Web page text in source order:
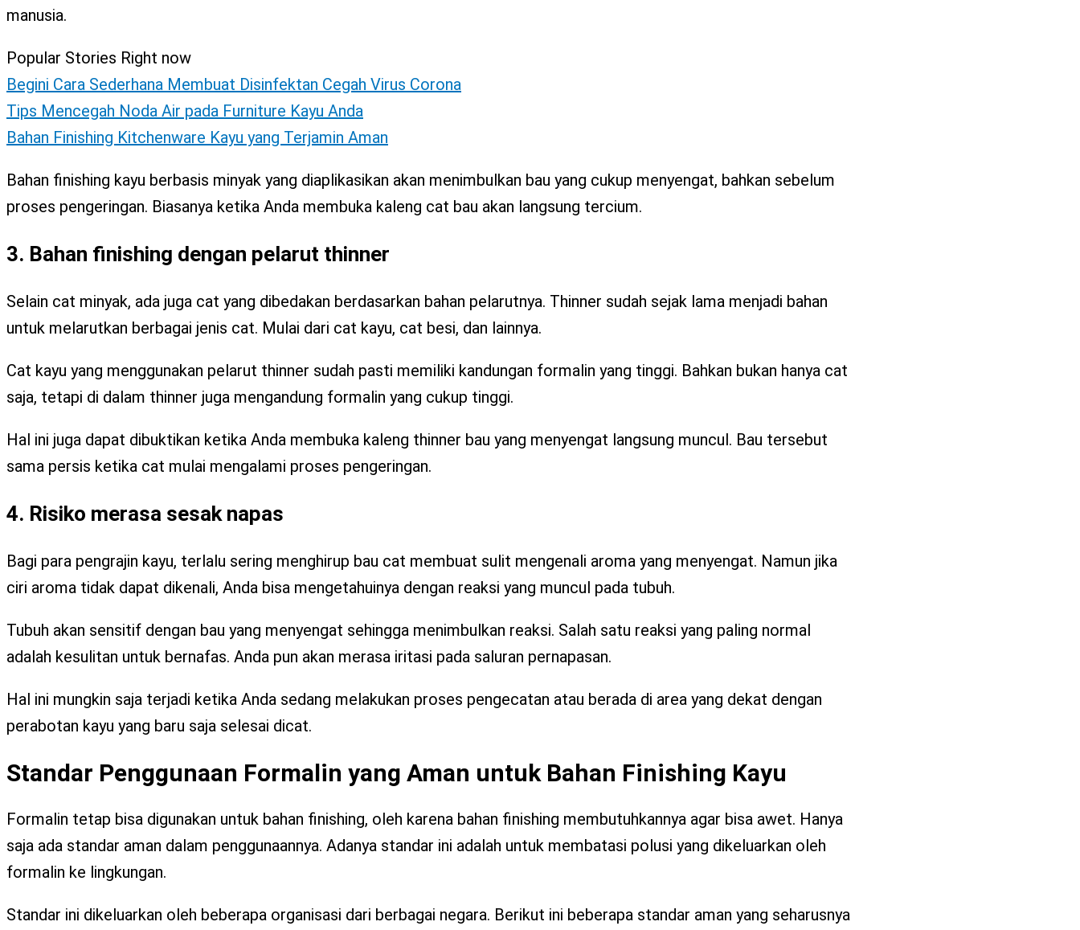
manusia.
Popular Stories Right now
Begini Cara Sederhana Membuat Disinfektan Cegah Virus Corona
Tips Mencegah Noda Air pada Furniture Kayu Anda
Bahan Finishing Kitchenware Kayu yang Terjamin Aman
Bahan finishing kayu berbasis minyak yang diaplikasikan akan menimbulkan bau yang cukup menyengat, bahkan sebelum
proses pengeringan. Biasanya ketika Anda membuka kaleng cat bau akan langsung tercium.
3. Bahan finishing dengan pelarut thinner
Selain cat minyak, ada juga cat yang dibedakan berdasarkan bahan pelarutnya. Thinner sudah sejak lama menjadi bahan
untuk melarutkan berbagai jenis cat. Mulai dari cat kayu, cat besi, dan lainnya.
Cat kayu yang menggunakan pelarut thinner sudah pasti memiliki kandungan formalin yang tinggi. Bahkan bukan hanya cat
saja, tetapi di dalam thinner juga mengandung formalin yang cukup tinggi.
Hal ini juga dapat dibuktikan ketika Anda membuka kaleng thinner bau yang menyengat langsung muncul. Bau tersebut
sama persis ketika cat mulai mengalami proses pengeringan.
4. Risiko merasa sesak napas
Bagi para pengrajin kayu, terlalu sering menghirup bau cat membuat sulit mengenali aroma yang menyengat. Namun jika
ciri aroma tidak dapat dikenali, Anda bisa mengetahuinya dengan reaksi yang muncul pada tubuh.
Tubuh akan sensitif dengan bau yang menyengat sehingga menimbulkan reaksi. Salah satu reaksi yang paling normal
adalah kesulitan untuk bernafas. Anda pun akan merasa iritasi pada saluran pernapasan.
Hal ini mungkin saja terjadi ketika Anda sedang melakukan proses pengecatan atau berada di area yang dekat dengan
perabotan kayu yang baru saja selesai dicat.
Standar Penggunaan Formalin yang Aman untuk Bahan Finishing Kayu
Formalin tetap bisa digunakan untuk bahan finishing, oleh karena bahan finishing membutuhkannya agar bisa awet. Hanya
saja ada standar aman dalam penggunaannya. Adanya standar ini adalah untuk membatasi polusi yang dikeluarkan oleh
formalin ke lingkungan.
Standar ini dikeluarkan oleh beberapa organisasi dari berbagai negara. Berikut ini beberapa standar aman yang seharusnya